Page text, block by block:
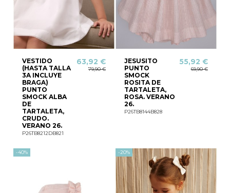
VESTIDO
(HASTA TALLA
3A INCLUYE
BRAGA)
PUNTO
SMOCK ALBA
DE
TARTALETA,
CRUDO.
VERANO 26.
P26TB8212DB821
63,92 €
79,90 €
JESUSITO
PUNTO
SMOCK
ROSITA DE
TARTALETA,
ROSA. VERANO
26.
P26TB8144B828
55,92 €
69,90 €
-40% -20%